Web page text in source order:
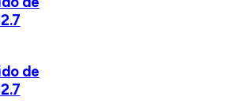
de